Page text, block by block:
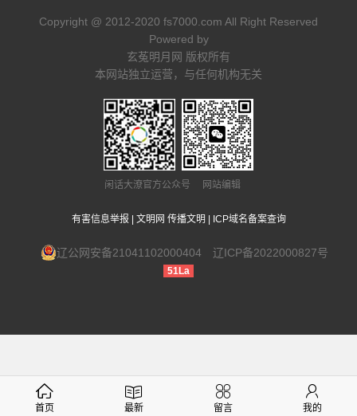
Copyright @ 2012-2020 fs7000.com All Right Reserved
Powered by
玄菟明月网 版权所有
本网站独立运营，与任何机构无关
闲话大潦官方公众号 网站编辑
有害信息举报 文明网 传播文明 ICP域名备案查询
辽公网安备21041102000404 辽ICP备2022000827号
51La
首页 最新 留言 我的